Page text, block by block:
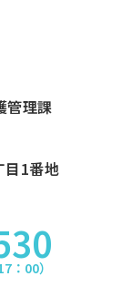
管理課
目1番地
：00）